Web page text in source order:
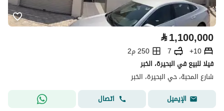
⃁1,100,000
10+
7
250 م2
فيلا للبيع في البحيرة، الخبر
شارع المحبة، حي البحيرة، الخبر
الإيميل
اتصال